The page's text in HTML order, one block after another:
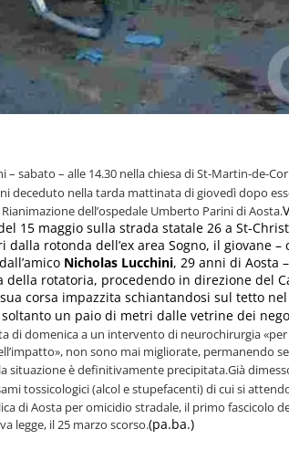
sabato – alle 14.30 nella chiesa di St-Martin-de-
deceduto nella tarda mattinata di giovedì dopo
dell’ospedale Umberto Parini di Aosta.
15 maggio sulla strada statale 26 a St-
rotonda dell’ex area Sogno, il giovane –
Nicholas Lucchini, 29 anni di Aosta
della rotatoria, procedendo in direzione del
corsa impazzita schiantandosi sul tetto
un paio di metri dalle vetrine dei
di domenica a un intervento di neurochirurgia
, non sono mai migliorate, permanendo
situazione è definitivamente precipitata.Già
tossicologici (alcol e stupefacenti) di cui si
di Aosta per omicidio stradale, il primo fascicolo
legge, il 25 marzo scorso.(pa.ba.)